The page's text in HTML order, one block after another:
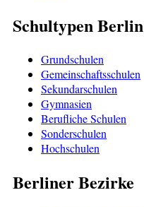
Schultypen Berlin
Grundschulen
Gemeinschaftsschulen
Sekundarschulen
Gymnasien
Berufliche Schulen
Sonderschulen
Hochschulen
Berliner Bezirke